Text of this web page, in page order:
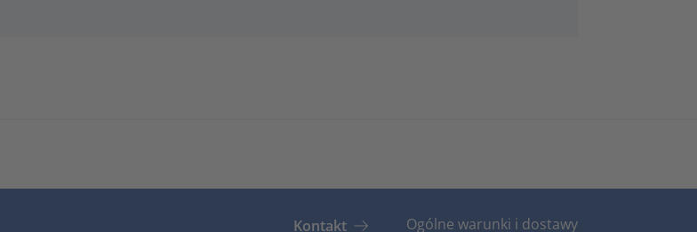
Kontakt Ogólne warunki i dostawy